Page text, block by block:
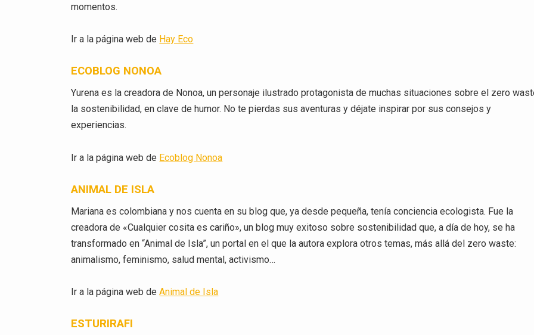
momentos.
Ir a la página web de Hay Eco
ECOBLOG NONOA
Yurena es la creadora de Nonoa, un personaje ilustrado protagonista de muchas situaciones sobre el zero
la sostenibilidad, en clave de humor. No te pierdas sus aventuras y déjate inspirar por sus consejos y
experiencias.
Ir a la página web de Ecoblog Nonoa
ANIMAL DE ISLA
Mariana es colombiana y nos cuenta en su blog que, ya desde pequeña, tenía conciencia ecologista. Fue la
creadora de «Cualquier cosita es cariño», un blog muy exitoso sobre sostenibilidad que, a día de hoy, se ha
transformado en “Animal de Isla”, un portal en el que la autora explora otros temas, más allá del zero waste:
animalismo, feminismo, salud mental, activismo…
Ir a la página web deAnimal de Isla
ESTURIRAFI